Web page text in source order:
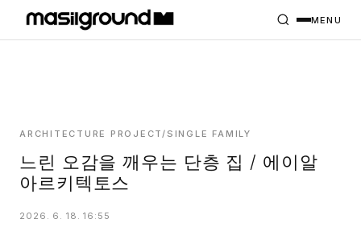
PROJECTS
MASILWIDE
MENU
ARCHITECTURE PROJECT/SINGLE FAMILY
느린 오감을 깨우는 단층 집 / 에이알
아르키텍토스
2026. 6. 18. 16:55